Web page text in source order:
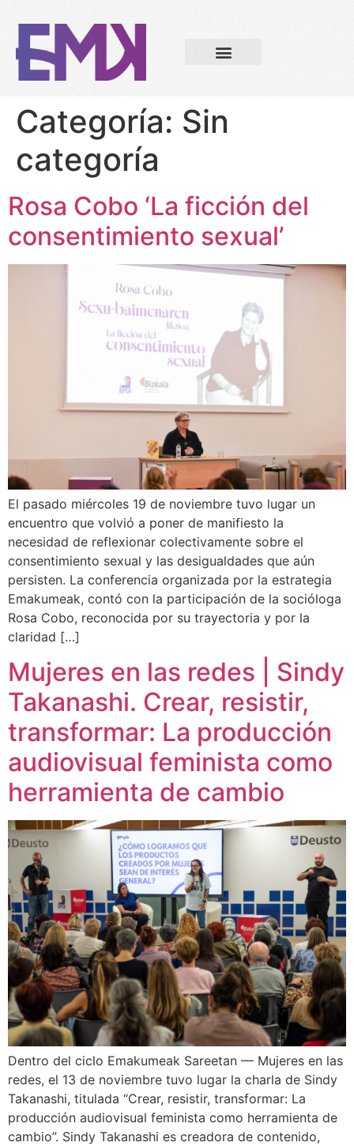
Categoría: Sin
categoría
Rosa Cobo ‘La ficción del
consentimiento sexual’
El pasado miércoles 19 de noviembre tuvo lugar un
encuentro que volvió a poner de manifiesto la
necesidad de reflexionar colectivamente sobre el
consentimiento sexual y las desigualdades que aún
persisten. La conferencia organizada por la estrategia
Emakumeak, contó con la participación de la socióloga
Rosa Cobo, reconocida por su trayectoria y por la
claridad […]
Mujeres en las redes | Sindy
Takanashi. Crear, resistir,
transformar: La producción
audiovisual feminista como
herramienta de cambio
Dentro del ciclo Emakumeak Sareetan — Mujeres en las
redes, el 13 de noviembre tuvo lugar la charla de Sindy
Takanashi, titulada “Crear, resistir, transformar: La
producción audiovisual feminista como herramienta de
cambio”. Sindy Takanashi es creadora de contenido,